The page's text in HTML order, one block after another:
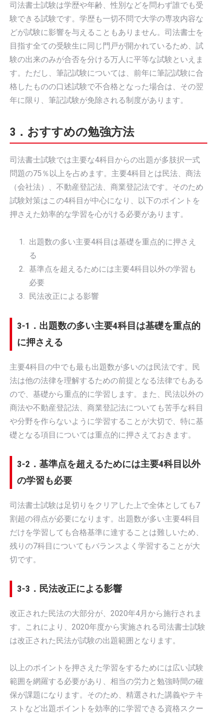
司法書士試験は学歴や年齢、性別などを問わず誰でも受
験できる試験です。学歴も一切不問で大学の専攻内容な
どが試験に影響を与えることもありません。司法書士を
目指す全ての受験生に同じ門戸が開かれているため、試
験の出来のみが合否を分ける万人に平等な試験といえま
す。ただし、筆記試験については、前年に筆記試験に合
格したものの口述試験で不合格となった場合は、その翌
年に限り、筆記試験が免除される制度があります。
3．おすすめの勉強方法
司法書士試験では主要な4科目からの出題が多肢択一式
問題の75％以上を占めます。主要4科目とは民法、商法
（会社法）、不動産登記法、商業登記法です。そのため
試験対策はこの4科目が中心になり、以下のポイントを
押さえた効率的な学習を心がける必要があります。
出題数の多い主要4科目は基礎を重点的に押さえ
る
基準点を超えるためには主要4科目以外の学習も
必要
民法改正による影響
3-1．出題数の多い主要4科目は基礎を重点的
に押さえる
主要4科目の中でも最も出題数が多いのは民法です。民
法は他の法律を理解するための前提となる法律でもある
ので、基礎から重点的に学習します。また、民法以外の
商法や不動産登記法、商業登記法についても苦手な科目
や分野を作らないように学習することが大切で、特に基
礎となる項目については重点的に押さえておきます。
3-2．基準点を超えるためには主要4科目以外
の学習も必要
司法書士試験は足切りをクリアした上で全体としても7
割超の得点が必要になります。出題数が多い主要4科目
だけを学習しても合格基準に達することは難しいため、
残りの7科目についてもバランスよく学習することが大
切です。
3-3．民法改正による影響
改正された民法の大部分が、2020年4月から施行されま
す。これにより、2020年度から実施される司法書士試験
は改正された民法が試験の出題範囲となります。
以上のポイントを押さえた学習をするためには広い試験
範囲を網羅する必要があり、相当の労力と勉強時間の確
保が課題になります。そのため、精選された講義やテキ
ストなど出題ポイントを効率的に学習できる資格スクー